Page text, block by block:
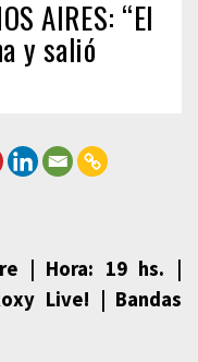
AIRES: “El
y salió
| Hora: 19 hs. |
Live! | Bandas